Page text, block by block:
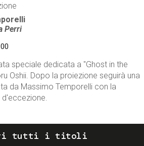
Perri
speciale dedicata a "Ghost in the
Oshii. Dopo la proiezione seguirà una
da Massimo Temporelli con la
tutti i titoli